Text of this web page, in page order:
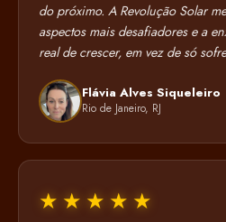
do próximo. A Revolução Solar
aspectos mais desafiadores e a
real de crescer, em vez de só
Flávia Alves Siqueleiro
Rio de Janeiro, RJ
★★★★★